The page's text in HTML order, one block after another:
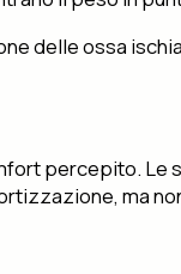
delle ossa
percepito.
ma